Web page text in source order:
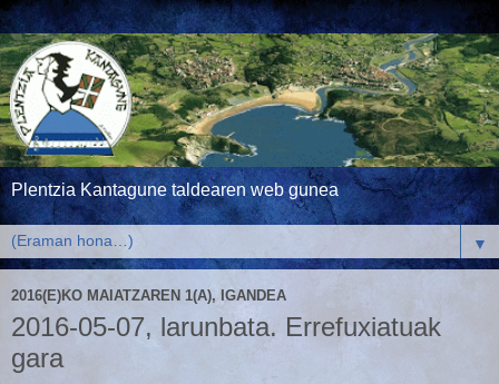
Plentzia Kantagune taldearen web gunea
▼
2016(E)KO MAIATZAREN 1(A), IGANDEA
2016-05-07, larunbata. Errefuxiatuak
gara